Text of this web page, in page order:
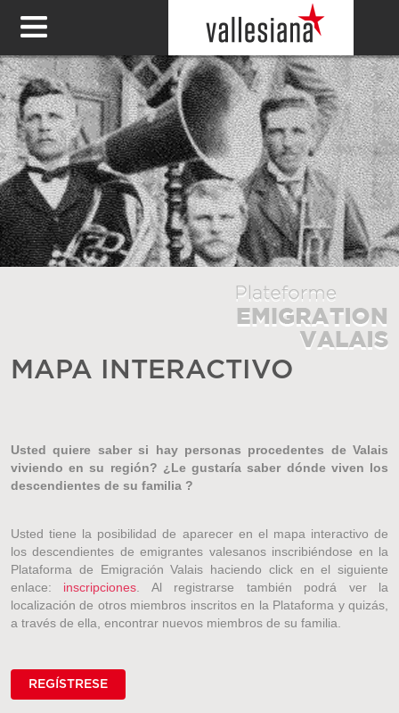
MAPA INTERACTIVO
Usted quiere saber si hay personas procedentes de Valais
viviendo en su región? ¿Le gustaría saber dónde viven los
descendientes de su familia ?
Usted tiene la posibilidad de aparecer en el mapa interactivo de
los descendientes de emigrantes valesanos inscribiéndose en la
Plataforma de Emigración Valais haciendo click en el siguiente
enlace: inscripciones . Al registrarse también podrá ver la
localización de otros miembros inscritos en la Plataforma y quizás,
a través de ella, encontrar nuevos miembros de su familia.
REGÍSTRESE